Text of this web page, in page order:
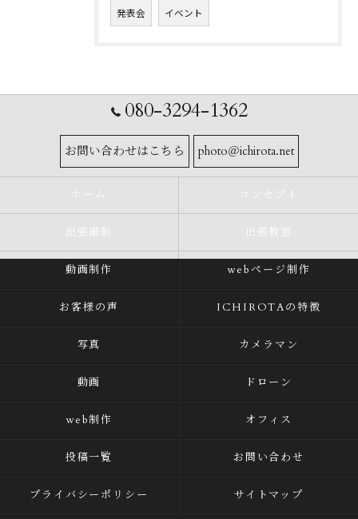
発表会 イベント
080-3294-1362
お問い合わせはこちら photo＠ichirota.net
ホーム コンセプト
出張撮影 出張教室
動画制作 webページ制作
お客様の声 ICHIROTAの特徴
写真 カメラマン
動画 ドローン
web制作 オフィス
投稿一覧 お問い合わせ
プライバシーポリシー サイトマップ